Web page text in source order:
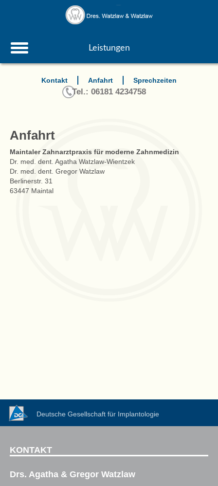
Leistungen
Kontakt Anfahrt Sprechzeiten
Tel.: 06181 4234758
Anfahrt
Maintaler Zahnarztpraxis für moderne Zahnmedizin
Dr. med. dent. Agatha Watzlaw-Wientzek
Dr. med. dent. Gregor Watzlaw
Berlinerstr. 31
63447 Maintal
Deutsche Gesellschaft für Implantologie
KONTAKT
Drs. Agatha & Gregor Watzlaw